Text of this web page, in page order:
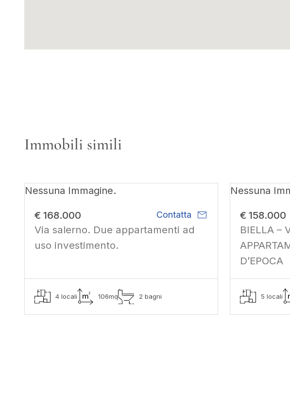
Immobili simili
Nessuna Immagine.
€ 168.000 Contatta mail
Via salerno. Due appartamenti ad
uso investimento.
4 locali 106mq 2 bagni
Nessuna
€ 158.000
BIELLA –
D’EPOCA
5 locali